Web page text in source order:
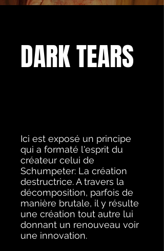
DARK TEARS
Ici est exposé un principe
qui a formaté l'esprit du
créateur celui de
Schumpeter: La création
destructrice. A travers la
décomposition, parfois de
manière brutale, il y résulte
une création tout autre lui
donnant un renouveau voir
une innovation.